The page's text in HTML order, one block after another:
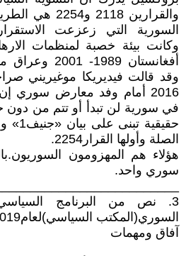
والقرارين
السورية التي زعزعت
وكانت بيئة خصبة لمنظمات
وقد قالت فيديريكا موغيريني
2016 أمام وفد معارض سوري
في سورية لن تبدأ أو تتم من
حقيقية
الصلة وأولها القرار2254.
هؤلاء هم المهزومون
سوري واحد.
3. نص من البرنامج
السوري(المكتب السياسي)لعام2019:
آفاق ومهمات